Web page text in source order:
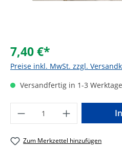
7,40 €*
Preise inkl. MwSt. zzgl.
Versandfertig in 1-3
Produkt Anzahl:
Zum Merkzettel hinzufügen